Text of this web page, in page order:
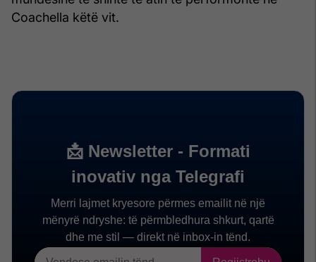
Coachella këtë vit.